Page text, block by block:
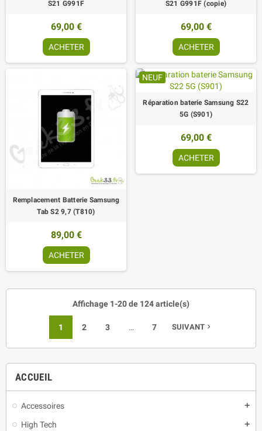
ACCUEIL
Accessoires add
High Tech add
S21 G991F
69,00 €
ACHETER
S21 G991F (copie)
69,00 €
ACHETER
Remplacement Batterie Samsung
Tab S2 9,7 (T810)
89,00 €
ACHETER
NEUF
Réparation baterie Samsung S22
5G (S901)
69,00 €
ACHETER
Affichage 1-20 de 124 article(s)
1 2 3 … 7 SUIVANT navigate_next